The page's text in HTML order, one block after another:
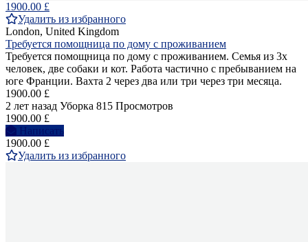
1900.00 £
Удалить из избранного
London, United Kingdom
Требуется помощница по дому с проживанием
Требуется помощница по дому с проживанием. Семья из 3х
человек, две собаки и кот. Работа частично с пребыванием на
юге Франции. Вахта 2 через два или три через три месяца.
1900.00 £
2 лет назад Уборка 815 Просмотров
1900.00 £
Написать
1900.00 £
Удалить из избранного